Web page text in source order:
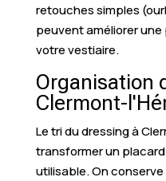
retouches simples
peuvent améliorer
votre vestiaire.
Organisation
Clermont-
Le tri du dressing à
transformer un
utilisable. On